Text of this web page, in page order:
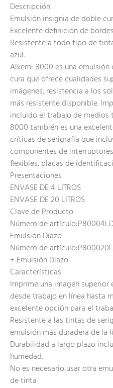
Descripción
Emulsión insignia de doble
Excelente definición de
Resistente a todo tipo de
azul.
Alkemi 8000 es una
cura que ofrece cualidades
imágenes, resistencia a los
más resistente disponible.
incluido el trabajo de medios
8000 también es una
críticas de serigrafía que
componentes de
flexibles, placas de
Presentaciones
ENVASE DE 4 LITROS
ENVASE DE 20 LITROS
Clave de Producto
Número de
Emulsión Diazo
Número de
+ Emulsión Diazo
Características
Imprime una imagen
desde trabajo en línea hasta
excelente opción para el
Resistente a las tintas de
emulsión más duradera de la
Durabilidad a largo plazo
humedad.
No es necesario usar otra
de tinta